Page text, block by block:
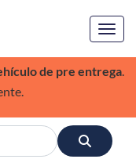
de pre entrega.